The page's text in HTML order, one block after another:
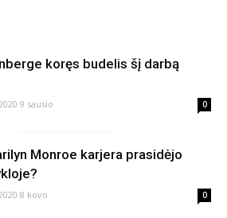
koręs budelis šį darbą
9 sausio 0
Monroe karjera prasidėjo
8 kovo 0